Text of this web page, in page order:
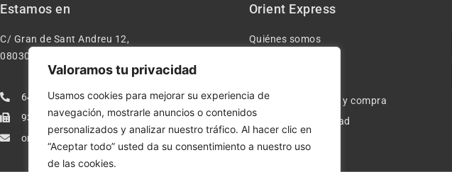
Valoramos tu privacidad
Usamos cookies para mejorar su experiencia de
navegación, mostrarle anuncios o contenidos
personalizados y analizar nuestro tráfico. Al hacer clic en
“Aceptar todo” usted da su consentimiento a nuestro uso
de las cookies.
Estamos en
C/ Gran de Sant Andreu 12,
08030 – Barcelona España
640277962
933113005
orientexpressmodelismo@gmail.com
Orient Express
Quiénes somos
Condiciones de uso y compra
Política de privacidad
Política de cookies